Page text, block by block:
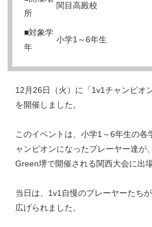
所
関目高殿校
■対象学
年
小学1～6年生
12月26日（火）に「1v1チャンピオ
を開催しました。
このイベントは、小学1～6年生の各
ャンピオンになったプレーヤー達が
Green堺で開催される関西大会に出
当日は、1v1自慢のプレーヤーたち
広げられました。